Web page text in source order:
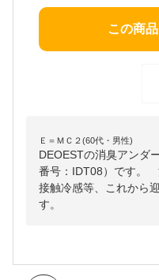
この商
Ｅ＝ＭＣ２(60代・男性)
DEOESTの消臭アンダ
番号：IDT08）です。
接触冷感等、これから
す。